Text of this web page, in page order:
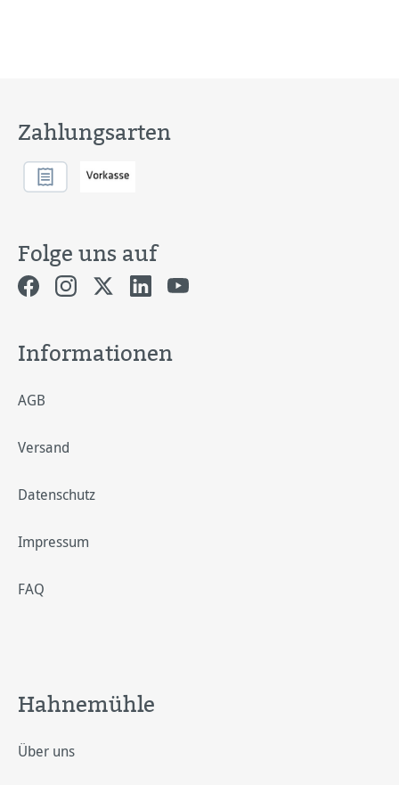
Zahlungsarten
Folge uns auf
Informationen
AGB
Versand
Datenschutz
Impressum
FAQ
Hahnemühle
Über uns